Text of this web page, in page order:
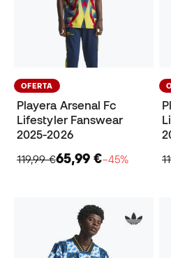
OFERTA
Playera Arsenal Fc
Lifestyler Fanswear
2025-2026
119,99 €65,99 €−45%